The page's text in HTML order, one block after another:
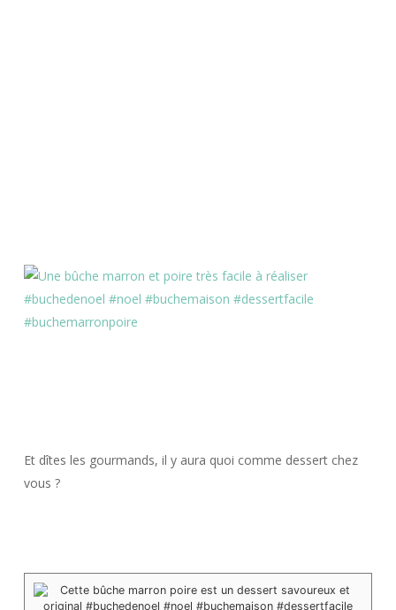
Et dîtes les gourmands, il y aura quoi comme dessert chez
vous ?